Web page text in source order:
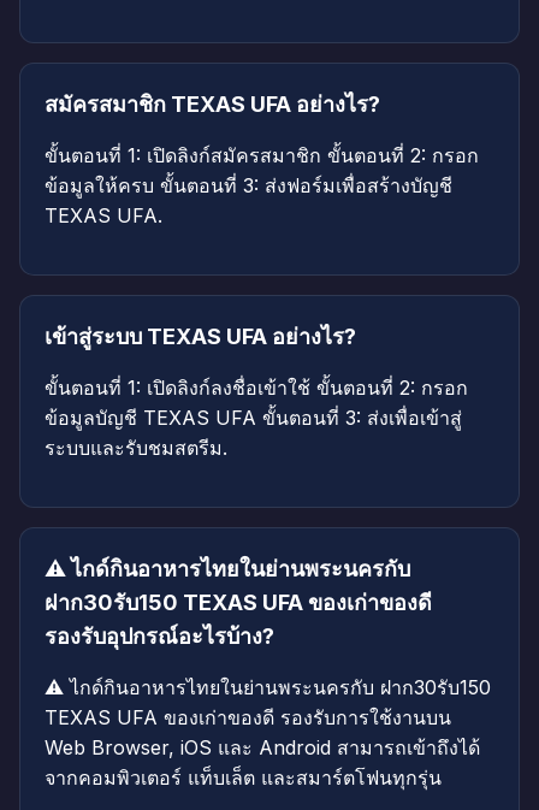
สมัครสมาชิก TEXAS UFA อย่างไร?
ขั้นตอนที่ 1: เปิดลิงก์สมัครสมาชิก ขั้นตอนที่ 2: กรอก
ข้อมูลให้ครบ ขั้นตอนที่ 3: ส่งฟอร์มเพื่อสร้างบัญชี
TEXAS UFA.
เข้าสู่ระบบ TEXAS UFA อย่างไร?
ขั้นตอนที่ 1: เปิดลิงก์ลงชื่อเข้าใช้ ขั้นตอนที่ 2: กรอก
ข้อมูลบัญชี TEXAS UFA ขั้นตอนที่ 3: ส่งเพื่อเข้าสู่
ระบบและรับชมสตรีม.
⚠️ ไกด์กินอาหารไทยในย่านพระนครกับ
ฝาก30รับ150 TEXAS UFA ของเก่าของดี
รองรับอุปกรณ์อะไรบ้าง?
⚠️ ไกด์กินอาหารไทยในย่านพระนครกับ ฝาก30รับ150
TEXAS UFA ของเก่าของดี รองรับการใช้งานบน
Web Browser, iOS และ Android สามารถเข้าถึงได้
จากคอมพิวเตอร์ แท็บเล็ต และสมาร์ตโฟนทุกรุ่น